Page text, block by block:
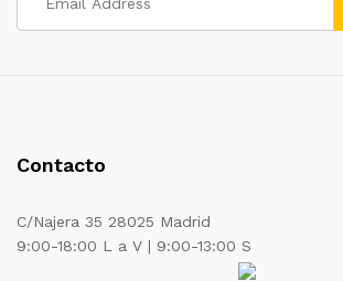
Contacto
C/Najera 35 28025 Madrid
9:00-18:00 L a V | 9:00-13:00 S